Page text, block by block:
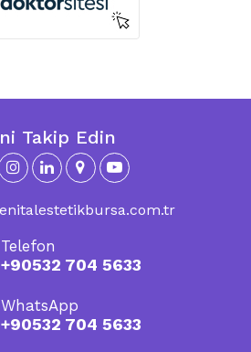
Takip Edin
Telefon
+90532 704 5633
WhatsApp
+90532 704 5633